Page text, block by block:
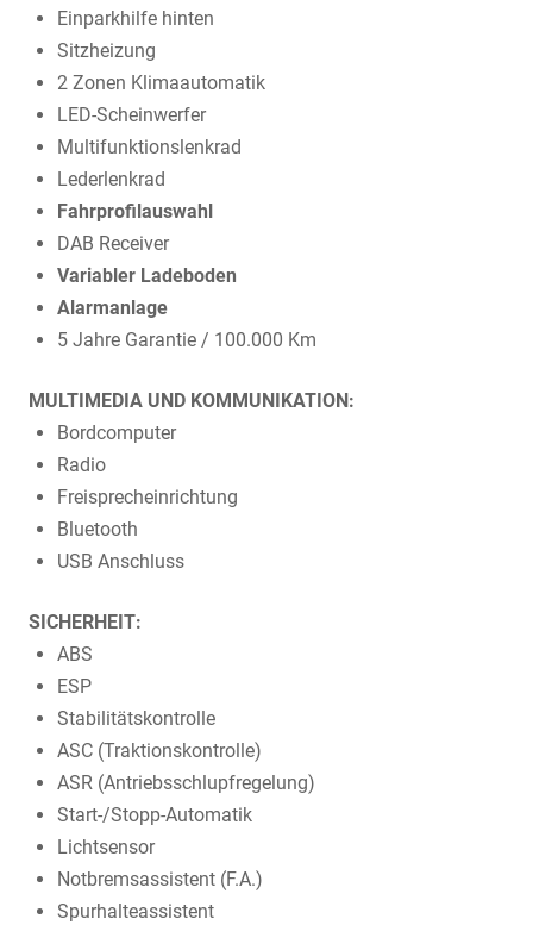
Einparkhilfe hinten
Sitzheizung
2 Zonen Klimaautomatik
LED-Scheinwerfer
Multifunktionslenkrad
Lederlenkrad
Fahrprofilauswahl
DAB Receiver
Variabler Ladeboden
Alarmanlage
5 Jahre Garantie / 100.000 Km
MULTIMEDIA UND KOMMUNIKATION:
Bordcomputer
Radio
Freisprecheinrichtung
Bluetooth
USB Anschluss
SICHERHEIT:
ABS
ESP
Stabilitätskontrolle
ASC (Traktionskontrolle)
ASR (Antriebsschlupfregelung)
Start-/Stopp-Automatik
Lichtsensor
Notbremsassistent (F.A.)
Spurhalteassistent